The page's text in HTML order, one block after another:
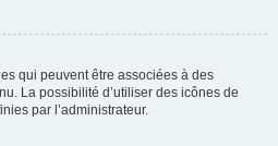
qui peuvent être associées à des
La possibilité d’utiliser des icônes de
par l’administrateur.